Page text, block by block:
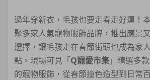
過年穿新衣，毛孩也要走春走好運！
聚多家人氣寵物服飾品牌，推出應景
選擇，讓毛孩走在春節街頭也成為家
點。現場可見「Q寵愛市集」精選多
的寵物服飾，從春節撞色造型到日常